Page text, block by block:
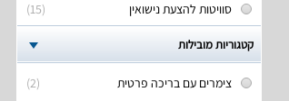
(15)
סוויטות להצעת נישואין
קטגוריות מובילות
(2)
צימרים עם בריכה פרטית